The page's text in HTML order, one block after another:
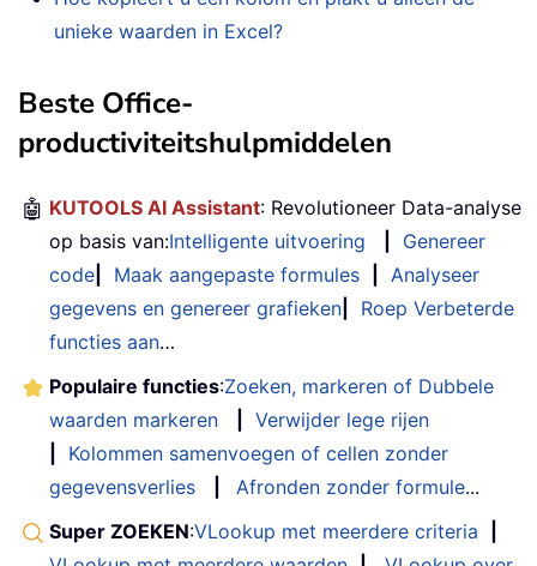
unieke waarden in Excel?
Beste Office-
productiviteitshulpmiddelen
🤖 KUTOOLS AI Assistant: Revolutioneer Data-analyse
op basis van:Intelligente uitvoering
Genereer
code
Maak aangepaste formules
Analyseer
gegevens en genereer grafieken
Roep Verbeterde
functies aan…
Populaire functies:Zoeken, markeren of Dubbele
waarden markeren
Verwijder lege rijen
Kolommen samenvoegen of cellen zonder
gegevensverlies
Afronden zonder formule...
Super ZOEKEN:VLookup met meerdere criteria